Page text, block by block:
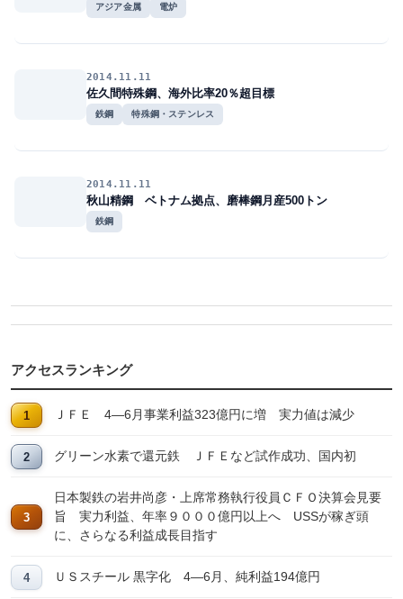
アジア金属 電炉
2014.11.11
佐久間特殊鋼、海外比率20％超目標
鉄鋼 特殊鋼・ステンレス
2014.11.11
秋山精鋼 ベトナム拠点、磨棒鋼月産500トン
鉄鋼
アクセスランキング
ＪＦＥ 4―6月事業利益323億円に増 実力値は減少
グリーン水素で還元鉄 ＪＦＥなど試作成功、国内初
日本製鉄の岩井尚彦・上席常務執行役員ＣＦＯ決算会見要
旨 実力利益、年率９０００億円以上へ USSが稼ぎ頭
に、さらなる利益成長目指す
ＵＳスチール 黒字化 4―6月、純利益194億円